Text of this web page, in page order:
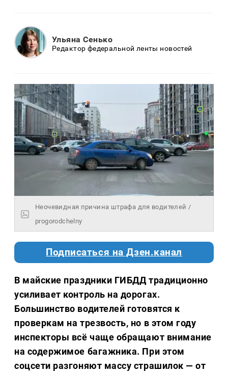
Ульяна Сенько
Редактор федеральной ленты новостей
Неочевидная причина штрафа для водителей /
progorodchelny
Подписаться на Дзен.канал
В майские праздники ГИБДД традиционно
усиливает контроль на дорогах.
Большинство водителей готовятся к
проверкам на трезвость, но в этом году
инспекторы всё чаще обращают внимание
на содержимое багажника. При этом
соцсети разгоняют массу страшилок — от